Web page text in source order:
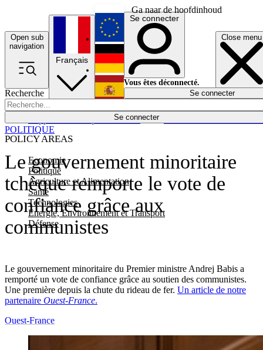
Ga naar de hoofdinhoud
Open sub
navigation
Close menu
Recherche
Se connecter
POLICY AREAS
Economie
Politique
Agriculture et Alimentation
Santé
Technologies
Energie, Environnement et Transport
Défense
Économie
Français
English
Deutsch
Español
Se connecter
Vous êtes déconnecté.
Se connecter
Le gouvernement minoritaire
tchèque remporte le vote de
confiance grâce aux
communistes
Le gouvernement minoritaire du Premier ministre Andrej Babis a
remporté un vote de confiance grâce au soutien des communistes.
Une première depuis la chute du rideau de fer. Un article de notre
partenaire Ouest-France.
POLITIQUE
Ouest-France